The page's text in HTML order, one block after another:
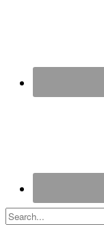
Search...